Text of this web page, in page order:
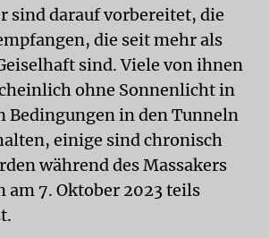
sind darauf vorbereitet, die
die seit mehr als
sind. Viele von ihnen
ohne Sonnenlicht in
Bedingungen in den Tunneln
einige sind chronisch
während des Massakers
am 7. Oktober 2023 teils